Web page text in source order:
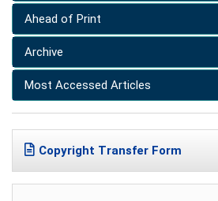
Ahead of Print
Archive
Most Accessed Articles
Copyright Transfer Form